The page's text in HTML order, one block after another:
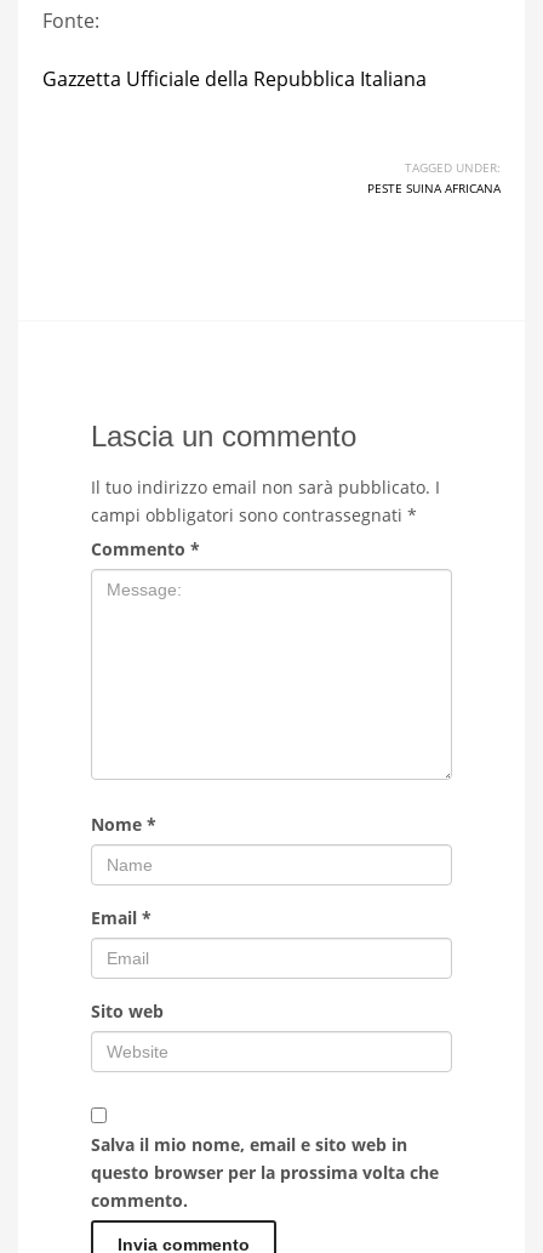
Fonte:
Gazzetta Ufficiale della Repubblica Italiana
TAGGED UNDER:
PESTE SUINA AFRICANA
Lascia un commento
Il tuo indirizzo email non sarà pubblicato. I
campi obbligatori sono contrassegnati *
Commento *
Nome *
Email *
Sito web
Salva il mio nome, email e sito web in
questo browser per la prossima volta che
commento.